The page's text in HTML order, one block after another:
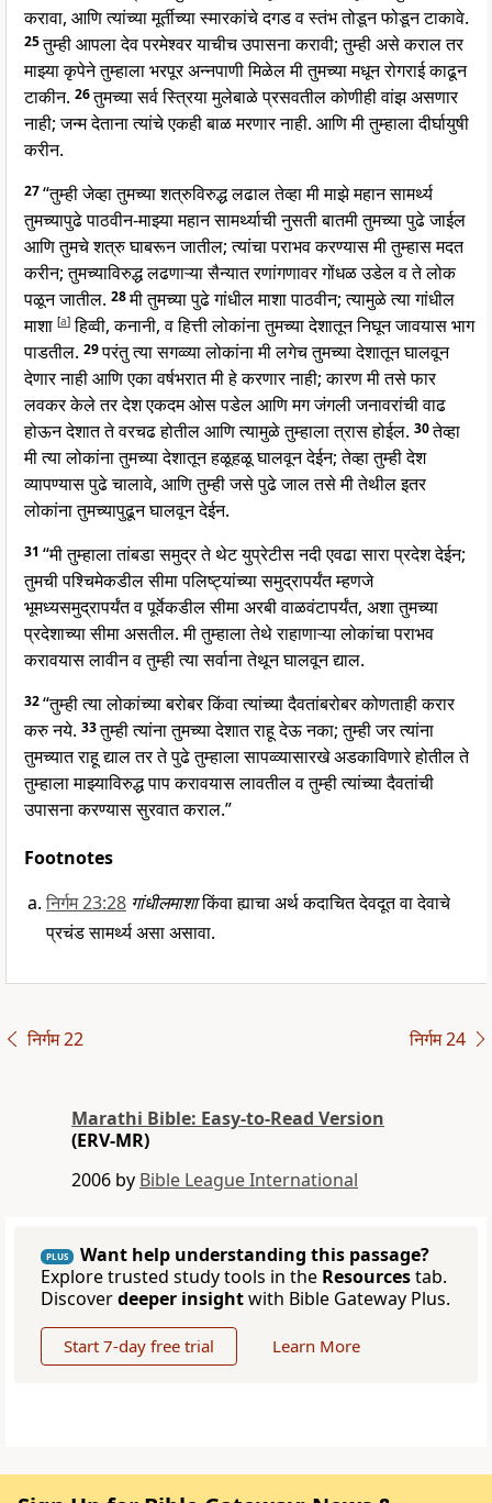
करावा, आणि त्यांच्या मूर्तीच्या स्मारकांचे दगड व स्तंभ तोडून फोडून टाकावे.
25तुम्ही आपला देव परमेश्वर याचीच उपासना करावी; तुम्ही असे कराल तर
माझ्या कृपेने तुम्हाला भरपूर अन्नपाणी मिळेल मी तुमच्या मधून रोगराई काढून
टाकीन. 26तुमच्या सर्व स्त्रिया मुलेबाळे प्रसवतील कोणीही वांझ असणार
नाही; जन्म देताना त्यांचे एकही बाळ मरणार नाही. आणि मी तुम्हाला दीर्घायुषी
करीन.
27“तुम्ही जेव्हा तुमच्या शत्रुविरुद्ध लढाल तेव्हा मी माझे महान सामर्थ्य
तुमच्यापुढे पाठवीन-माझ्या महान सामर्थ्याची नुसती बातमी तुमच्या पुढे जाईल
आणि तुमचे शत्रु घाबरून जातील; त्यांचा पराभव करण्यास मी तुम्हास मदत
करीन; तुमच्याविरुद्ध लढणाऱ्या सैन्यात रणांगणावर गोंधळ उडेल व ते लोक
पळून जातील. 28मी तुमच्या पुढे गांधील माशा पाठवीन; त्यामुळे त्या गांधील
माशा [a] हिव्वी, कनानी, व हित्ती लोकांना तुमच्या देशातून निघून जावयास भाग
पाडतील. 29परंतु त्या सगव्व्या लोकांना मी लगेच तुमच्या देशातून घालवून
देणार नाही आणि एका वर्षभरात मी हे करणार नाही; कारण मी तसे फार
लवकर केले तर देश एकदम ओस पडेल आणि मग जंगली जनावरांची वाढ
होऊन देशात ते वरचढ होतील आणि त्यामुळे तुम्हाला त्रास होईल. 30तेव्हा
मी त्या लोकांना तुमच्या देशातून हळूहळू घालवून देईन; तेव्हा तुम्ही देश
व्यापण्यास पुढे चालावे, आणि तुम्ही जसे पुढे जाल तसे मी तेथील इतर
लोकांना तुमच्यापुढून घालवून देईन.
31 “मी तुम्हाला तांबडा समुद्र ते थेट युप्रेटीस नदी एवढा सारा प्रदेश देईन;
तुमची पश्चिमेकडील सीमा पलिष्ट्यांच्या समुद्रापर्यंत म्हणजे
भूमध्यसमुद्रापर्यंत व पूर्वेकडील सीमा अरबी वाळवंटापर्यंत, अशा तुमच्या
प्रदेशाच्या सीमा असतील. मी तुम्हाला तेथे राहाणाऱ्या लोकांचा पराभव
करावयास लावीन व तुम्ही त्या सर्वाना तेथून घालवून द्याल.
32“तुम्ही त्या लोकांच्या बरोबर किंवा त्यांच्या दैवतांबरोबर कोणताही करार
करु नये. 33तुम्ही त्यांना तुमच्या देशात राहू देऊ नका; तुम्ही जर त्यांना
तुमच्यात राहू द्याल तर ते पुढे तुम्हाला सापव्व्यासारखे अडकाविणारे होतील ते
तुम्हाला माझ्याविरुद्ध पाप करावयास लावतील व तुम्ही त्यांच्या दैवतांची
उपासना करण्यास सुरवात कराल.”
Footnotes
निर्गम 23:28 गांधीलमाशाकिंवा ह्याचा अर्थ कदाचित देवदूत वा देवाचे
प्रचंड सामर्थ्य असा असावा.
निर्गम 22 निर्गम 24
Marathi Bible: Easy-to-Read Version
(ERV-MR)
2006 by Bible League International
PLUS
Want help understanding this passage?
Explore trusted study tools in the Resourcestab.
Discoverdeeper insightwith Bible Gateway Plus.
Start 7-day free trial Learn More